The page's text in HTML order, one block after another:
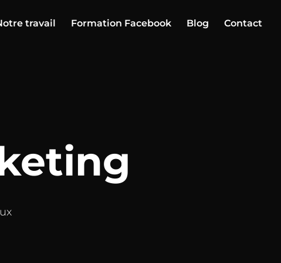
travail Formation Facebook Blog Contact